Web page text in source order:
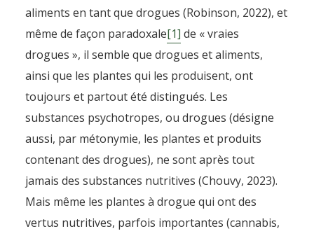
aliments en tant que drogues (Robinson, 2022), et
même de façon paradoxale[1] de « vraies
drogues », il semble que drogues et aliments,
ainsi que les plantes qui les produisent, ont
toujours et partout été distingués. Les
substances psychotropes, ou drogues (désigne
aussi, par métonymie, les plantes et produits
contenant des drogues), ne sont après tout
jamais des substances nutritives (Chouvy, 2023).
Mais même les plantes à drogue qui ont des
vertus nutritives, parfois importantes (cannabis,